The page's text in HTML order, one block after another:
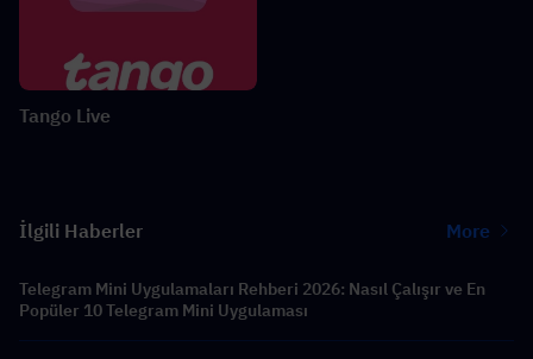
Tango Live
İlgili Haberler More
Telegram Mini Uygulamaları Rehberi 2026: Nasıl Çalışır ve En
Popüler 10 Telegram Mini Uygulaması